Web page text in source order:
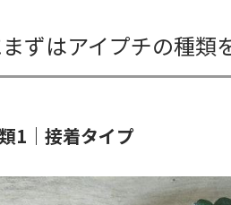
ずはアイプチの種類
1｜接着タイプ